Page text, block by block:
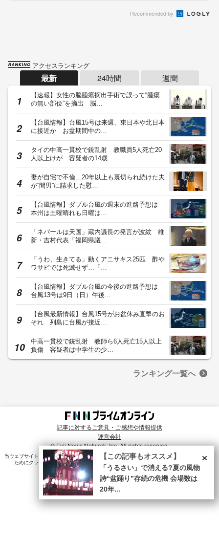
Recommended by
アクセスランキング
最新 24時間 週間
【速報】女性の脳腫瘍摘出手術で誤って“腫瘍
の無い部位”を摘出 脳…
【台風情報】台風15号は来週、東日本や北日本
に接近か お盆期間中の…
タイの中高一貫校で銃乱射 教職員5人死亡20
人以上けが 容疑者の14歳…
妻が自宅で不倫…20年以上も裏切られ続けた夫
が“間男”に請求した慰…
【台風情報】ダブル台風の週末の進路予想は
本州は土曜晴れも日曜は…
「ネパールは天国」蔵内議長の発言が波紋 維
新・吉村代表「福岡県議…
「うわ、生きてる」動くアニサキス25匹 酢や
ワサビでは死滅せず…「…
【台風情報】ダブル台風の今後の進路予想は
台風13号は9日（日）午後…
【台風最新情報】台風15号がお盆休み直撃のお
それ 列島に台風が接近…
中高一貫校で銃乱射 教師ら6人死亡15人以上
負傷 容疑者は中学生の少…
ランキング一覧へ
記事に対するご意見・ご感想や情報提供
運営会社
© Fuji News Network, Inc. All rights reserved.
当ウェブサイトでは、ユーザのニーズ・興味・関⼼に合致したコンテンツや広告配信を提供する
ためにクッキーを使⽤しています。詳細は、
プライバシーポリシー をご確認ください。×
【この記事もオススメ】
「うるさい」で消える?夏の風物
詩“盆踊り”存続の危機 会場数は
20年...